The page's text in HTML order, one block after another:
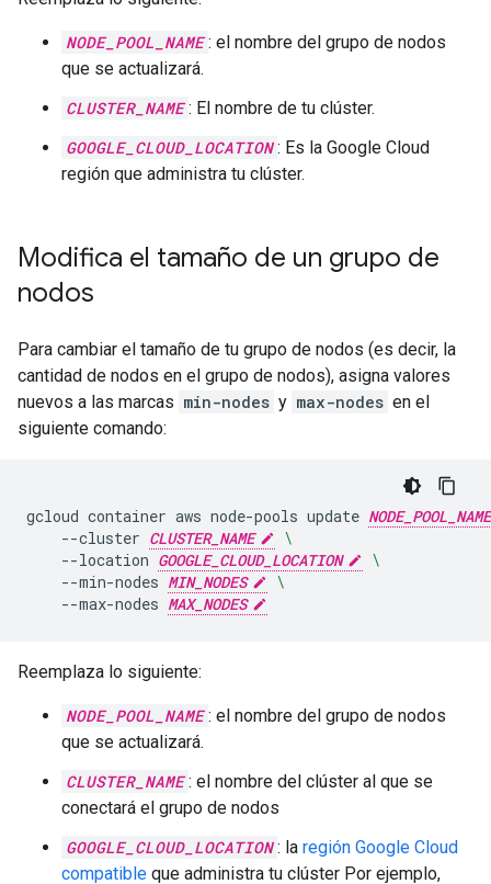
NODE_POOL_NAME : el nombre del grupo de nodos
que se actualizará.
CLUSTER_NAME : El nombre de tu clúster.
GOOGLE_CLOUD_LOCATION : Es la Google Cloud
región que administra tu clúster.
Modifica el tamaño de un grupo de
nodos
Para cambiar el tamaño de tu grupo de nodos (es decir, la
cantidad de nodos en el grupo de nodos), asigna valores
nuevos a las marcas min-nodes y max-nodes en el
siguiente comando:
gcloud container aws node-pools update NODE_POOL_NAME
--cluster CLUSTER_NAME
\
--location GOOGLE_CLOUD_LOCATION
\
--min-nodes MIN_NODES
\
--max-nodes MAX_NODES
Reemplaza lo siguiente:
NODE_POOL_NAME : el nombre del grupo de nodos
que se actualizará.
CLUSTER_NAME : el nombre del clúster al que se
conectará el grupo de nodos
GOOGLE_CLOUD_LOCATION : la región Google Cloud
compatible que administra tu clúster Por ejemplo,